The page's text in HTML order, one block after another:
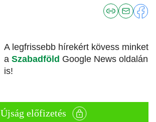
A legfrissebb hírekért kövess minket
a Szabadföld Google News oldalán
is!
Újság előfizetés